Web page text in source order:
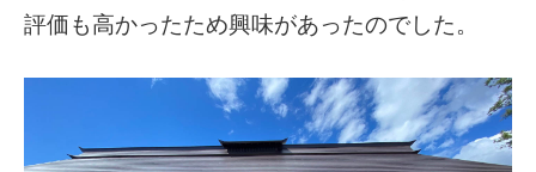
評価も高かったため興味があったのでした。